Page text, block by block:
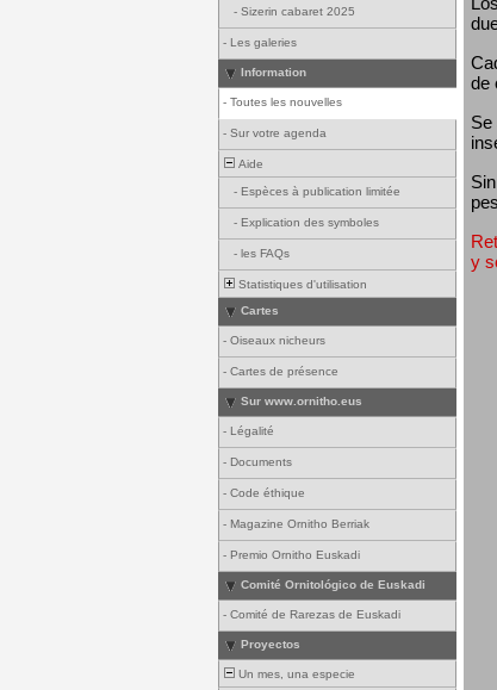
- Sizerin cabaret 2025
- Les galeries
Information
- Toutes les nouvelles
- Sur votre agenda
Aide
- Espèces à publication limitée
- Explication des symboles
- les FAQs
Statistiques d'utilisation
Cartes
- Oiseaux nicheurs
- Cartes de présence
Sur www.ornitho.eus
- Légalité
- Documents
- Code éthique
- Magazine Ornitho Berriak
- Premio Ornitho Euskadi
Comité Ornitológico de Euskadi
- Comité de Rarezas de Euskadi
Proyectos
Un mes, una especie
de
Se
y